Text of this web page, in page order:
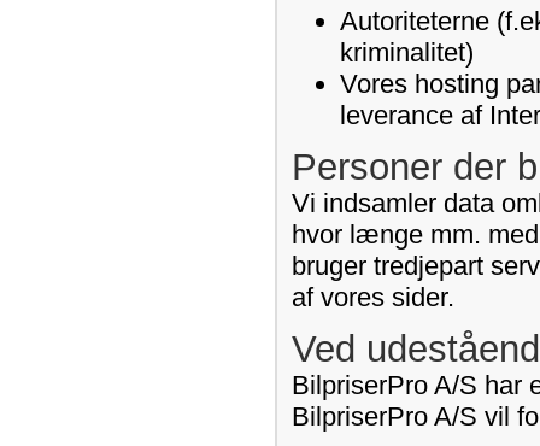
Autoriteterne
kriminalitet)
Vores hosting
leverance af
Personer der
Vi indsamler data
hvor længe mm.
bruger tredjepart
af vores sider.
Ved
BilpriserPro A/S har
BilpriserPro A/S vil